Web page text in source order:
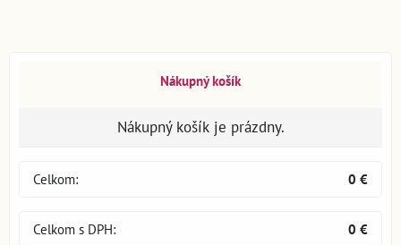
Nákupný košík
Nákupný košík je prázdny.
Celkom: 0 €
Celkom s DPH: 0 €